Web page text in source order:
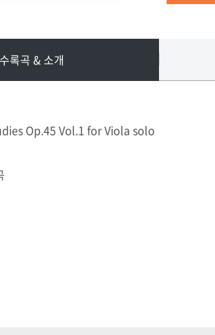
수록곡 & 소개
Op.45 Vol.1 for Viola solo